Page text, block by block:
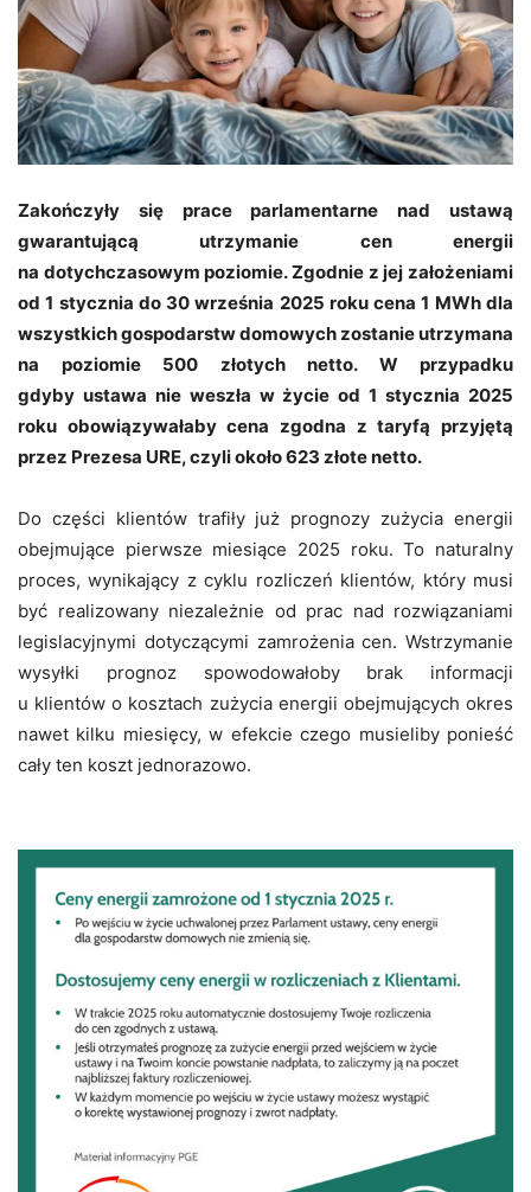
Zakończyły się prace parlamentarne nad ustawą
gwarantującą utrzymanie cen energii
na dotychczasowym poziomie. Zgodnie z jej założeniami
od 1 stycznia do 30 września 2025 roku cena 1 MWh dla
wszystkich gospodarstw domowych zostanie utrzymana
na poziomie 500 złotych netto. W przypadku
gdyby ustawa nie weszła w życie od 1 stycznia 2025
roku obowiązywałaby cena zgodna z taryfą przyjętą
przez Prezesa URE, czyli około 623 złote netto.
Do części klientów trafiły już prognozy zużycia energii
obejmujące pierwsze miesiące 2025 roku. To naturalny
proces, wynikający z cyklu rozliczeń klientów, który musi
być realizowany niezależnie od prac nad rozwiązaniami
legislacyjnymi dotyczącymi zamrożenia cen. Wstrzymanie
wysyłki prognoz spowodowałoby brak informacji
u klientów o kosztach zużycia energii obejmujących okres
nawet kilku miesięcy, w efekcie czego musieliby ponieść
cały ten koszt jednorazowo.